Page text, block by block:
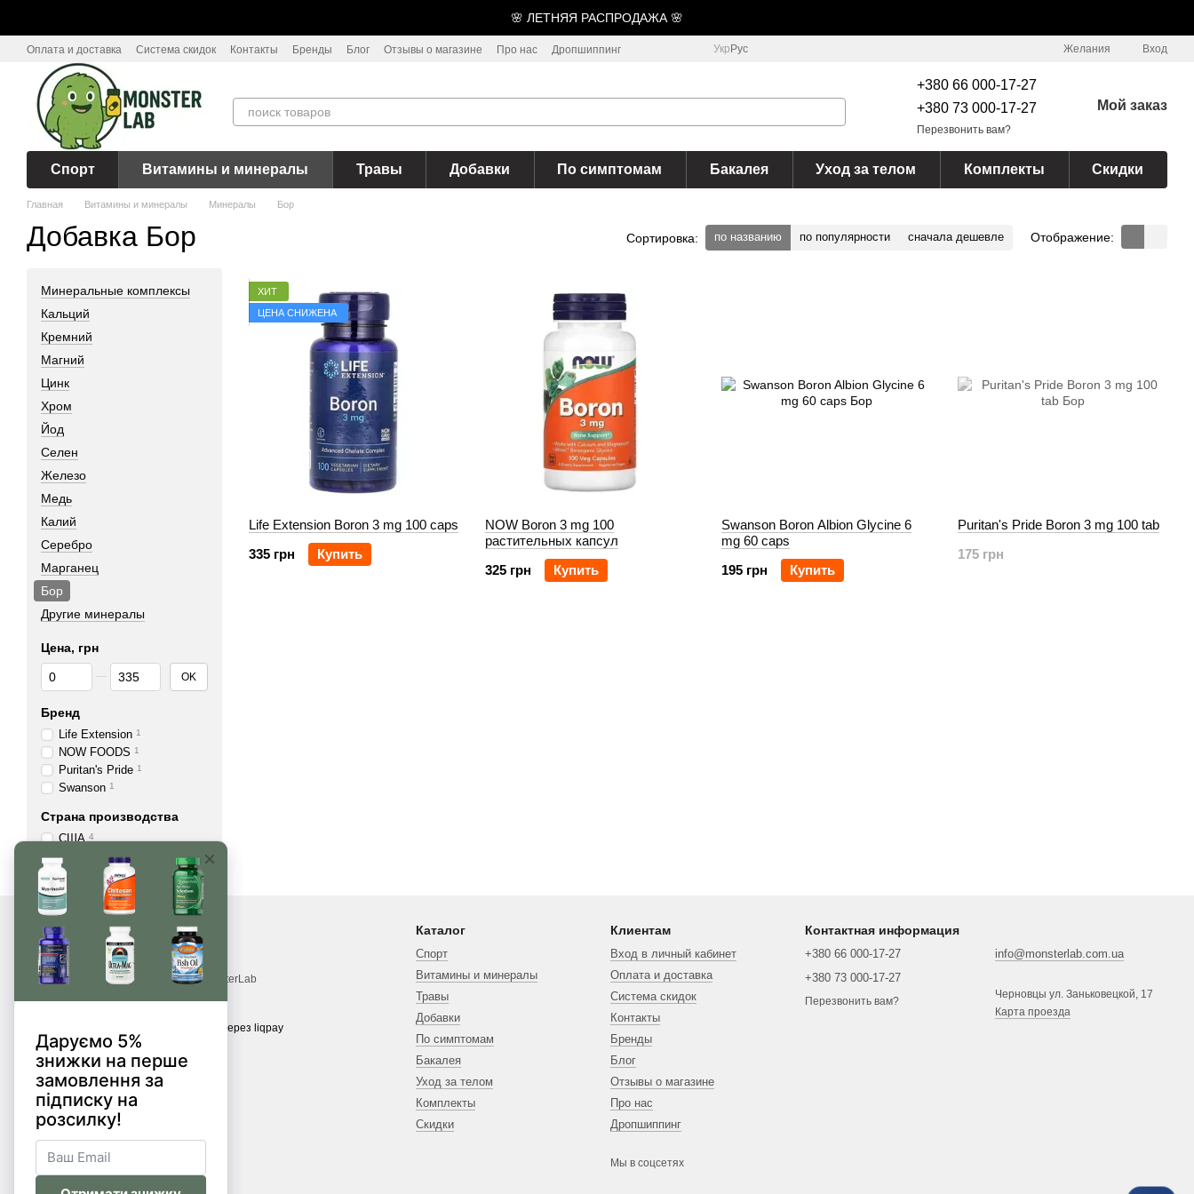
🌸 ЛЕТНЯЯ РАСПРОДАЖА 🌸
Оплата и доставка Система скидок Контакты Бренды Блог Отзывы о магазине Про нас Дропшиппинг Укр Рус Желания Вход
+380 66 000-17-27
+380 73 000-17-27
Перезвонить вам?
Мой заказ
Спорт Витамины и минералы Травы Добавки По симптомам Бакалея Уход за телом Комплекты Скидки
Главная Витамины и минералы Минералы Бор
Добавка Бор Сортировка: по названию по популярности сначала дешевле Отображение:
ХИТ
ЦЕНА СНИЖЕНА
Life Extension Boron 3 mg 100 caps
335 грн
Купить
NOW Boron 3 mg 100
растительных капсул
325 грн
Купить
Swanson Boron Albion Glycine 6
mg 60 caps
195 грн
Купить
Puritan's Pride Boron 3 mg 100 tab
175 грн
Минеральные комплексы
Кальций
Кремний
Магний
Цинк
Хром
Йод
Селен
Железо
Медь
Калий
Серебро
Марганец
Бор
Другие минералы
Цена, грн
От Цена, грн
До Цена, грн OK
Бренд
Life Extension 1
NOW FOODS 1
Puritan's Pride 1
Swanson 1
Страна производства
США 4
© 2017—2026
Витамины, БАДы, добавки, травы MonsterLab
Мобильная версия
Каталог
Спорт
Витамины и минералы
Травы
Добавки
По симптомам
Бакалея
Уход за телом
Комплекты
Скидки
Клиентам
Вход в личный кабинет
Оплата и доставка
Система скидок
Контакты
Бренды
Блог
Отзывы о магазине
Про нас
Дропшиппинг
Мы в соцсетях
Контактная информация
+380 66 000-17-27
+380 73 000-17-27
Перезвонить вам?
info@monsterlab.com.ua
Черновцы ул. Заньковецкой, 17
Карта проезда